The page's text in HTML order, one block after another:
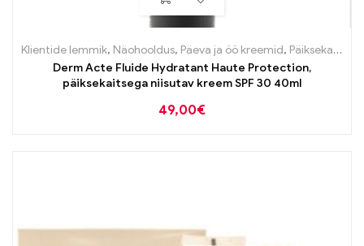
Klientide lemmik, Näohooldus, Päeva ja öö kreemid, Päiksekaitsetooted näole
Derm Acte Fluide Hydratant Haute Protection,
päiksekaitsega niisutav kreem SPF 30 40ml
49,00€